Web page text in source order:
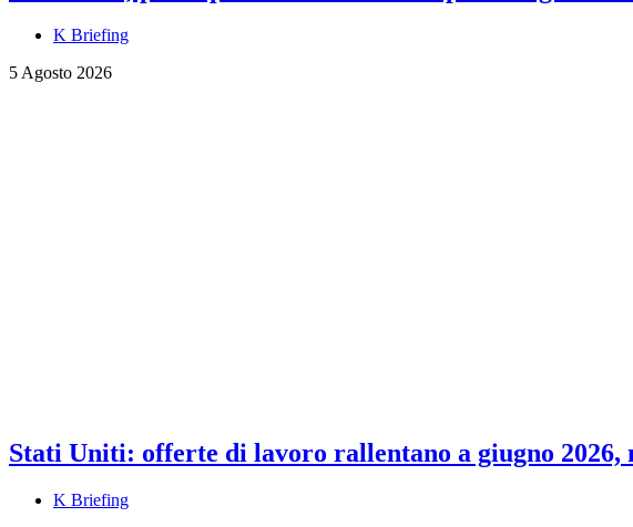
K Briefing
5 Agosto 2026
Stati Uniti: offerte di lavoro rallentano a giugno 2026,
K Briefing